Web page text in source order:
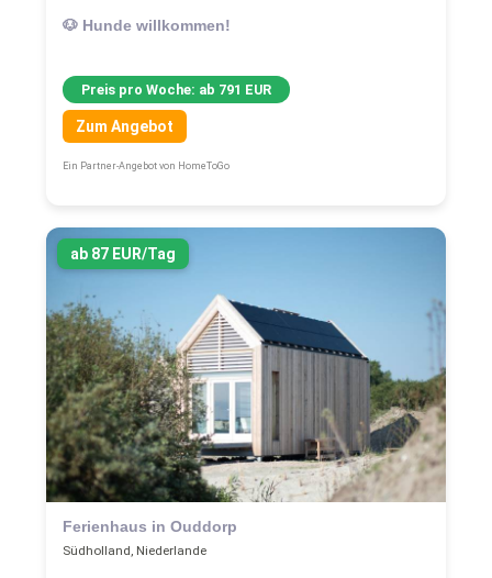
🐶 Hunde willkommen!
Preis pro Woche: ab 791 EUR
Zum Angebot
Ein Partner-Angebot von HomeToGo
ab 87 EUR/Tag
Ferienhaus in Ouddorp
Südholland, Niederlande